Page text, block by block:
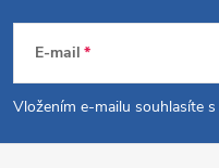
p
E-mail
Vložením e-mailu souhlasíte s